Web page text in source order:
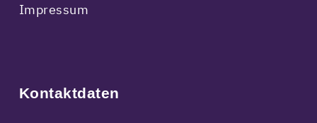
Impressum
Kontaktdaten